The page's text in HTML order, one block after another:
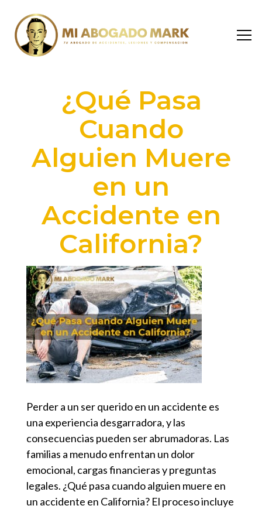
¿Qué Pasa
Cuando
Alguien Muere
en un
Accidente en
California?
Perder a un ser querido en un accidente es
una experiencia desgarradora, y las
consecuencias pueden ser abrumadoras. Las
familias a menudo enfrentan un dolor
emocional, cargas financieras y preguntas
legales. ¿Qué pasa cuando alguien muere en
un accidente en California? El proceso incluye